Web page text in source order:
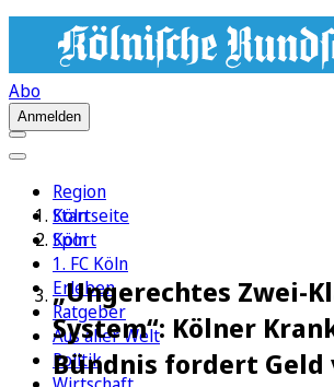
Abo
Anmelden
Region
Köln
Sport
1. FC Köln
Erleben
Ratgeber
Aus aller Welt
Politik
Startseite
Köln
„Ungerechtes Zwei-
System“: Kölner
Bündnis fordert Geld